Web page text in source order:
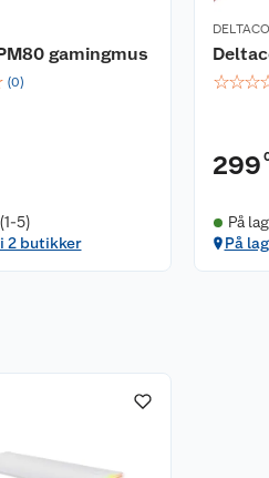
gamingmus
(0)
5)
2 butikker
DELTACO
☆☆☆
299
På
På